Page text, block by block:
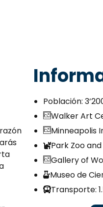
Población:
Walker Art
Minneapolis
Park Zoo
Gallery of
Museo de
Transporte: